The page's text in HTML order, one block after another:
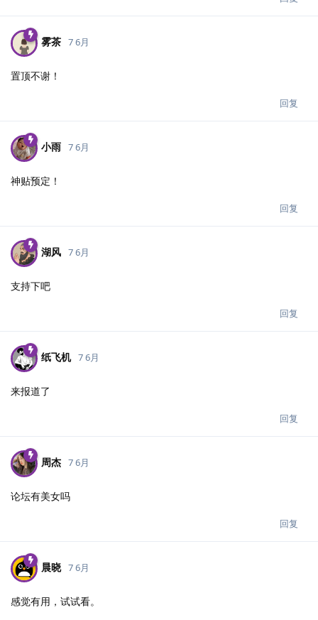
雾茶 7 6月
置顶不谢！
回复
小雨 7 6月
神贴预定！
回复
湖风 7 6月
支持下吧
回复
纸飞机 7 6月
来报道了
回复
周杰 7 6月
论坛有美女吗
回复
晨晓 7 6月
感觉有用，试试看。